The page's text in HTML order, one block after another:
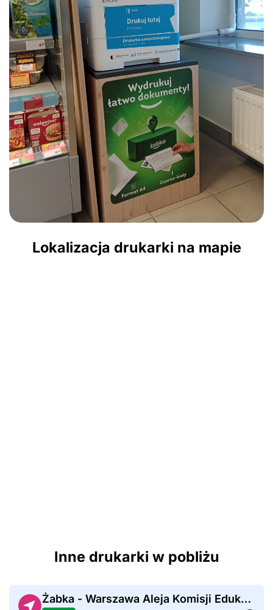
Lokalizacja drukarki na mapie
Inne drukarki w pobliżu
Żabka - Warszawa Aleja Komisji Edukacji Narodowej 24A